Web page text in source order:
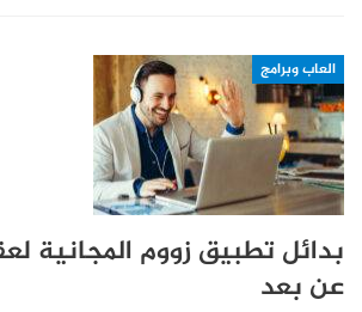
العاب وبرامج
بدائل تطبيق زووم المجانية
عن بعد